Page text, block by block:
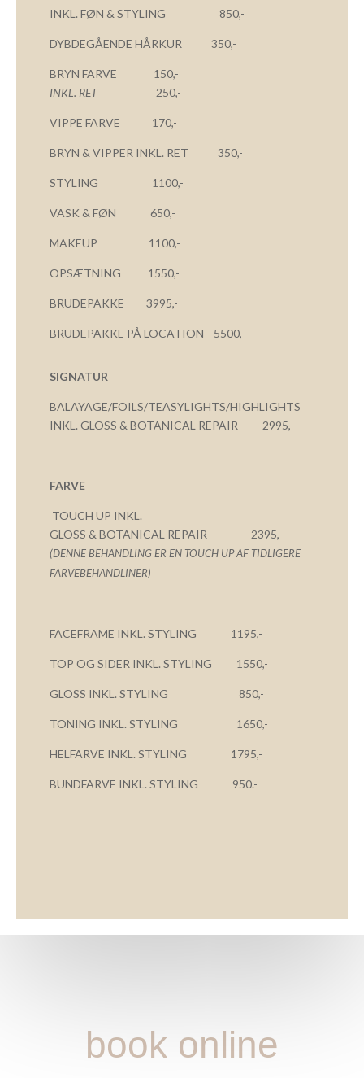
INKL. FØN & STYLING 850,-
DYBDEGÅENDE HÅRKUR 350,-
BRYN FARVE 150,-
INKL. RET250,-
VIPPE FARVE 170,-
BRYN & VIPPER INKL. RET 350,-
STYLING 1100,-
VASK & FØN 650,-
MAKEUP 1100,-
OPSÆTNING 1550,-
BRUDEPAKKE 3995,-
BRUDEPAKKE PÅ LOCATION 5500,-
SIGNATUR
BALAYAGE/FOILS/TEASYLIGHTS/HIGHLIGHTS
INKL. GLOSS & BOTANICAL REPAIR 2995,-
FARVE
TOUCH UP INKL.
GLOSS & BOTANICAL REPAIR 2395,-
(DENNE BEHANDLING ER EN TOUCH UP AF TIDLIGERE
FARVEBEHANDLINER)
FACEFRAME INKL. STYLING 1195,-
TOP OG SIDER INKL. STYLING 1550,-
GLOSS INKL. STYLING 850,-
TONING INKL. STYLING 1650,-
HELFARVE INKL. STYLING 1795,-
BUNDFARVE INKL. STYLING 950.-
book online